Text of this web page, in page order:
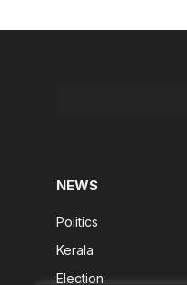
NEWS
Politics
Kerala
Election